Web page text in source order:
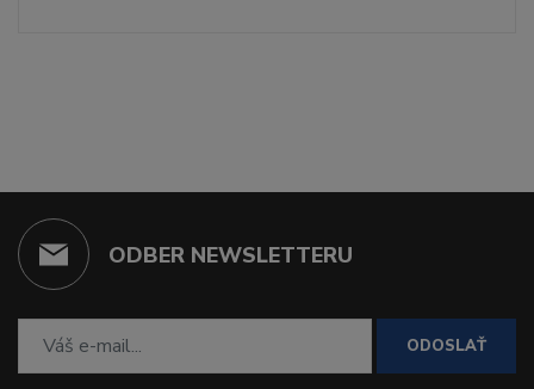
ODBER NEWSLETTERU
ODOSLAŤ